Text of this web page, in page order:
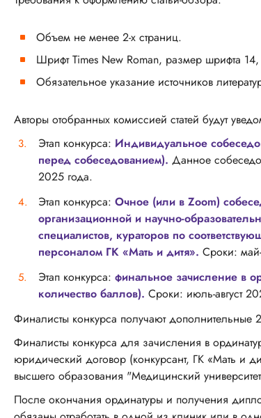
Объем не менее 2-х страниц.
Шрифт Times New Roman, размер шрифта
Обязательное указание источников
Авторы отобранных комиссией статей будут
Этап конкурса: Индивидуальное
перед собеседованием). Данное
2025 года.
Этап конкурса: Очное (или в Zoom)
организационной и научно-
специалистов, кураторов по
персоналом ГК «Мать и дитя». Сроки:
Этап конкурса: финальное зачисление в
количество баллов). Сроки: июль-август
Финалисты конкурса получают дополнительные
Финалисты конкурса для зачисления в
юридический договор (конкурсант, ГК «Мать и
высшего образования "Медицинский
После окончания ординатуры и получения